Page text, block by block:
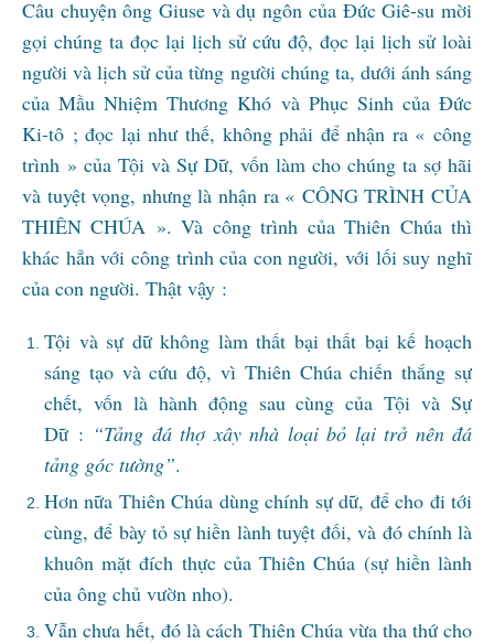
Câu chuyện ông Giuse và dụ ngôn của Đức Giê-su mời
gọi chúng ta đọc lại lịch sử cứu độ, đọc lại lịch sử loài
người và lịch sử của từng người chúng ta, dưới ánh sáng
của Mầu Nhiệm Thương Khó và Phục Sinh của Đức
Ki-tô ; đọc lại như thế, không phải để nhận ra « công
trình » của Tội và Sự Dữ, vốn làm cho chúng ta sợ hãi
và tuyệt vọng, nhưng là nhận ra « CÔNG TRÌNH CỦA
THIÊN CHÚA ». Và công trình của Thiên Chúa thì
khác hẳn với công trình của con người, với lối suy nghĩ
của con người. Thật vậy :
Tội và sự dữ không làm thất bại thất bại kế hoạch
sáng tạo và cứu độ, vì Thiên Chúa chiến thắng sự
chết, vốn là hành động sau cùng của Tội và Sự
Dữ : “Tảng đá thợ xây nhà loại bỏ lại trở nên đá
tảng góc tường”.
Hơn nữa Thiên Chúa dùng chính sự dữ, để cho đi tới
cùng, để bày tỏ sự hiền lành tuyệt đối, và đó chính là
khuôn mặt đích thực của Thiên Chúa (sự hiền lành
của ông chủ vườn nho).
Vẫn chưa hết, đó là cách Thiên Chúa vừa tha thứ cho